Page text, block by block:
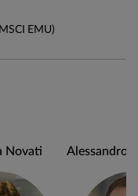
EMU)
Novati Alessandro